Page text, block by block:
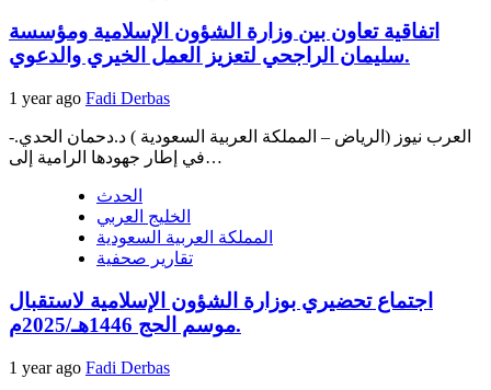
اتفاقية تعاون بين وزارة الشؤون الإسلامية ومؤسسة
سليمان الراجحي لتعزيز العمل الخيري والدعوي.
1 year ago Fadi Derbas
العرب نيوز (الرياض – المملكة العربية السعودية ) د.دحمان الحدي.-
في إطار جهودها الرامية إلى…
الحدث
الخليج العربي
المملكة العربية السعودية
تقارير صحفية
اجتماع تحضيري بوزارة الشؤون الإسلامية لاستقبال
موسم الحج 1446هـ/2025م.
1 year ago Fadi Derbas